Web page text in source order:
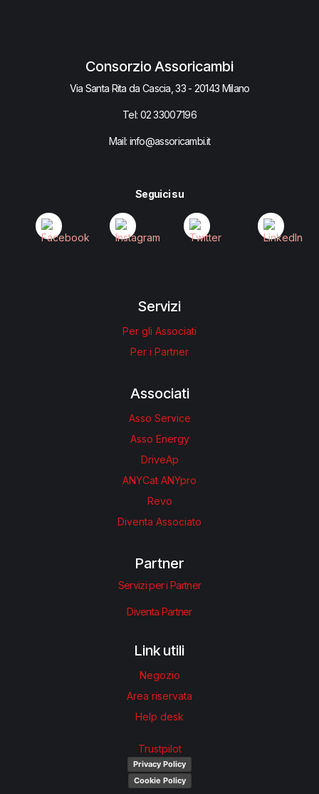
Consorzio Assoricambi
Via Santa Rita da Cascia, 33 - 20143 Milano
Tel: 02 33007​196
Mail: info@assoricambi.it
Seguici su
Servizi
Per gli Associati
Per i Partner
Associati
Asso Service
Asso Energy
DriveAp
ANYCat ANYpro
Revo
Diventa Associato
Partner
Servizi per i Partner
Diventa Partner
Link utili
Negozio
Area riservata
Help desk
Trustpilot
Privacy Policy
Cookie Policy